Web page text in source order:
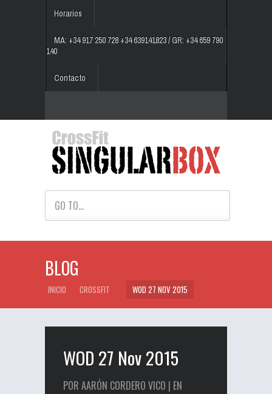
Horarios
MA: +34 917 250 728 +34 639141823 / GR: +34 659 790
140
Contacto
GO TO...
BLOG
INICIO CROSSFIT WOD 27 NOV 2015
WOD 27 Nov 2015
POR AARÓN CORDERO VICO | EN